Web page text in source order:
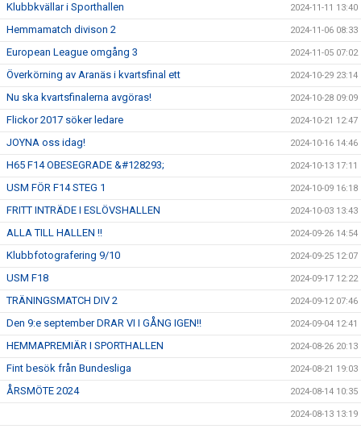
Klubbkvällar i Sporthallen 2024-11-11 13:40
Hemmamatch divison 2 2024-11-06 08:33
European League omgång 3 2024-11-05 07:02
Överkörning av Aranäs i kvartsfinal ett 2024-10-29 23:14
Nu ska kvartsfinalerna avgöras! 2024-10-28 09:09
Flickor 2017 söker ledare 2024-10-21 12:47
JOYNA oss idag! 2024-10-16 14:46
H65 F14 OBESEGRADE &#128293; 2024-10-13 17:11
USM FÖR F14 STEG 1 2024-10-09 16:18
FRITT INTRÄDE I ESLÖVSHALLEN 2024-10-03 13:43
ALLA TILL HALLEN !! 2024-09-26 14:54
Klubbfotografering 9/10 2024-09-25 12:07
USM F18 2024-09-17 12:22
TRÄNINGSMATCH DIV 2 2024-09-12 07:46
Den 9:e september DRAR VI I GÅNG IGEN!! 2024-09-04 12:41
HEMMAPREMIÄR I SPORTHALLEN 2024-08-26 20:13
Fint besök från Bundesliga 2024-08-21 19:03
ÅRSMÖTE 2024 2024-08-14 10:35
2024-08-13 13:19